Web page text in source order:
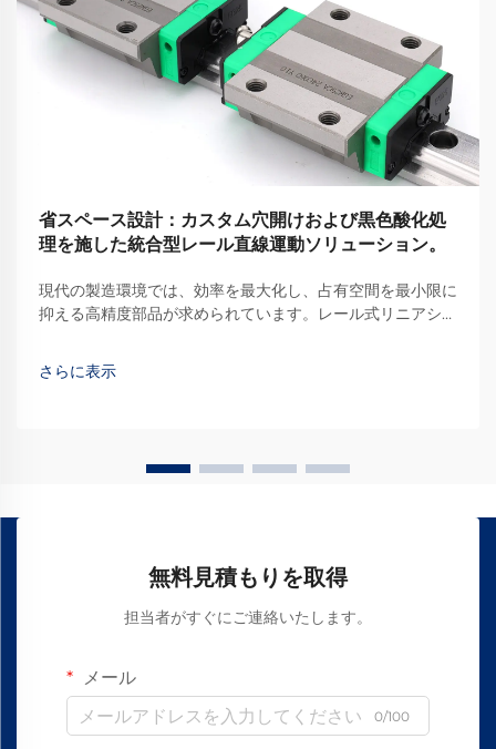
省スペース設計：カスタム穴開けおよび黒色酸化処
理を施した統合型レール直線運動ソリューション。
現代の製造環境では、効率を最大化し、占有空間を最小限に
抑える高精度部品が求められています。レール式リニアシス
制御を実現することで、産業用オートメーションを革新しま
した。
さらに表示
無料見積もりを取得
担当者がすぐにご連絡いたします。
メール
0/100